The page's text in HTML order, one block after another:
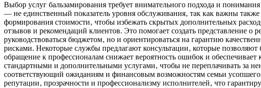
Выбор услуг бальзамирования требует внимательного подхода и
— не единственный показатель уровня обслуживания‚ так как важны
формирования стоимости‚ чтобы избежать скрытых дополнительных
отзывов и рекомендаций клиентов. Это помогает создать представление
руководствоваться бюджетом‚ но и ориентироваться на гарантию
рисками. Некоторые службы предлагают консультации‚ которые
обращение к профессионалам снижает вероятность ошибок и
стандартными и дополнительными услугами‚ чтобы не переплачивать
соответствующий ожиданиям и финансовым возможностям семьи
репутации‚ прозрачности и профессионализму исполнителей‚ что